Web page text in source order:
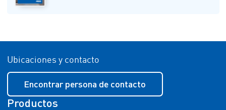
Ubicaciones y contacto
Encontrar persona de contacto
Productos